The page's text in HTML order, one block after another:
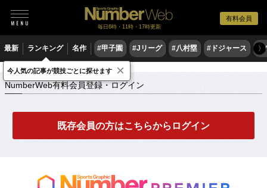
有料会員
毎日6時・11時・17時更新
最新 ランキング 名作 #甲子園 #Jリーグ #八村塁 #ドジャース #
〉
NumberWeb有料会員登録・ログイン
NumberWeb有料会員登録・ログイン
既存会員の方はこちらからログイン
今人気の記事が競技ごとに探せます ×